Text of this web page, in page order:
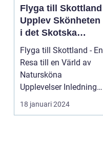
Flyga till Skottland
Upplev Skönheten
i det Skotska
Landskapet
Flyga till Skottland - En
Resa till en Värld av
Natursköna
Upplevelser Inledning:
Skottland, det my...
18 januari 2024